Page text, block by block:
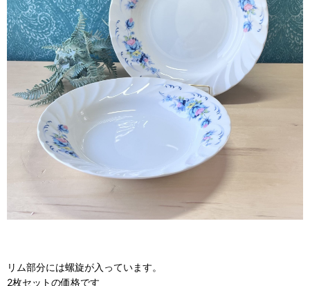
リム部分には螺旋が入っています。
2枚セットの価格です